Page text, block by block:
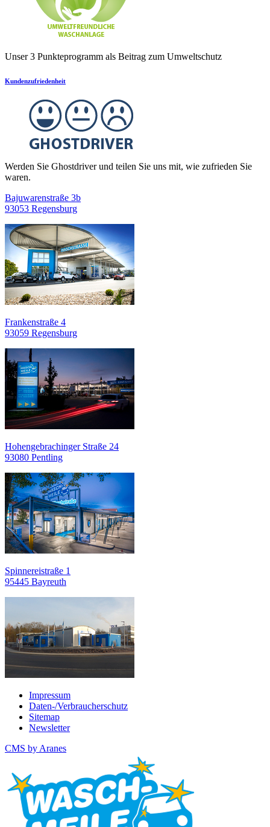
Unser 3 Punkteprogramm als Beitrag zum Umweltschutz
Kundenzufriedenheit
Werden Sie Ghostdriver und teilen Sie uns mit, wie zufrieden Sie
waren.
Bajuwarenstraße 3b
93053 Regensburg
Frankenstraße 4
93059 Regensburg
Hohengebrachinger Straße 24
93080 Pentling
Spinnereistraße 1
95445 Bayreuth
Impressum
Daten-/Verbraucherschutz
Sitemap
Newsletter
CMS by Aranes